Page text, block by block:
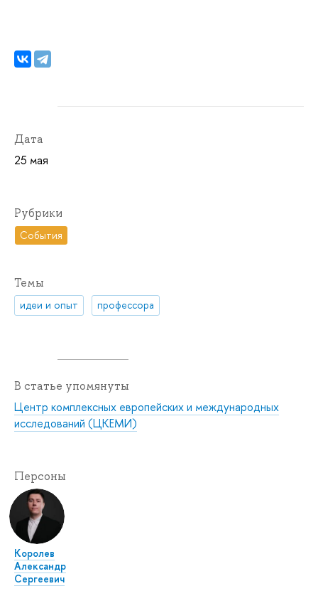
Дата
25 мая
Рубрики
События
Темы
идеи и опыт профессора
В статье упомянуты
Центр комплексных европейских и международных
исследований (ЦКЕМИ)
Персоны
Королев
Александр
Сергеевич